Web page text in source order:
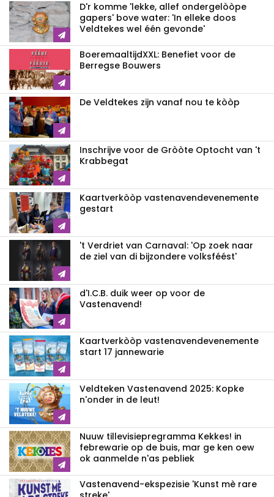
D'r komme 'lekke, allef ondergelòòpe
gapers' bove water: 'In elleke doos
Veldtekes wel één gevonde'
BoeremaaltijdXXL: Benefiet voor de
Berregse Bouwers
De Veldtekes zijn vanaf nou te kòòp
Inschrijve voor de Gròòte Optocht van 't
Krabbegat
Kaartverkòòp vastenavendevenemente
gestart
't Verdriet van Carnaval: 'Op zoek naar
de ziel van di bijzondere volksféést'
d'I.C.B. duik weer op voor de
Vastenavend!
Kaartverkòòp vastenavendevenemente
start 17 jannewarie
Veldteken Vastenavend 2025: Kopke
n'onder in de leut!
Nuuw tillevisiepregramma Kekkes! in
febrewarie op de buis, mar ge ken oew
ok aanmelde n'as pebliek
Vastenavend-ekspezisie 'Kunst mè rare